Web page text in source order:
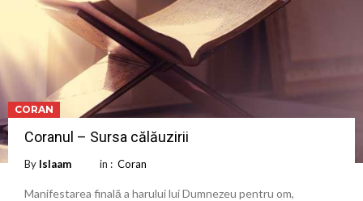
CORAN
Coranul – Sursa călăuzirii
By Islaam in : Coran
Manifestarea finală a harului lui Dumnezeu pentru om,